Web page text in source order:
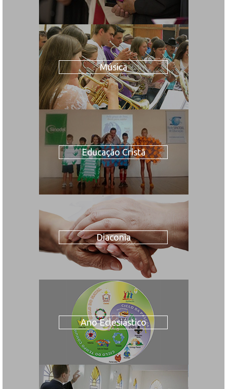
Música
Educação Cristã
Diaconia
Ano Eclesiástico